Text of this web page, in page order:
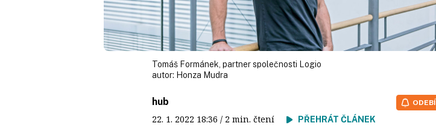
Tomáš Formánek, partner společnosti Logio
autor: Honza Mudra
hub
22. 1. 2022 18:36 / 2 min. čtení PŘEHRÁT ČLÁNEK